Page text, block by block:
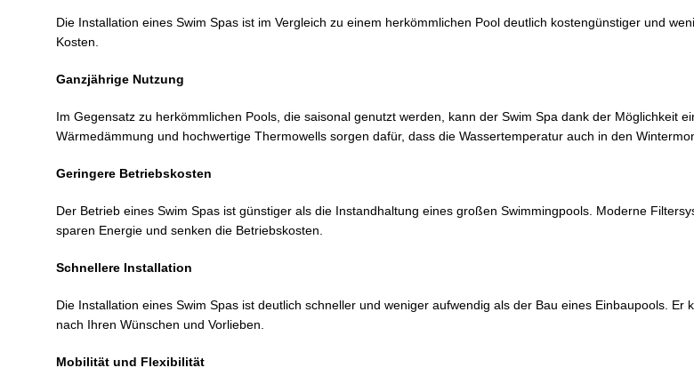
Die Installation eines Swim Spas ist im Vergleich zu einem herkömmlichen Pool deutlich kostengünstiger und
Kosten.
Ganzjährige Nutzung
Im Gegensatz zu herkömmlichen Pools, die saisonal genutzt werden, kann der Swim Spa dank der Möglichkeit
Wärmedämmung und hochwertige Thermowells sorgen dafür, dass die Wassertemperatur auch in den
Geringere Betriebskosten
Der Betrieb eines Swim Spas ist günstiger als die Instandhaltung eines großen Swimmingpools. Moderne
sparen Energie und senken die Betriebskosten.
Schnellere Installation
Die Installation eines Swim Spas ist deutlich schneller und weniger aufwendig als der Bau eines Einbaupools.
nach Ihren Wünschen und Vorlieben.
Mobilität und Flexibilität